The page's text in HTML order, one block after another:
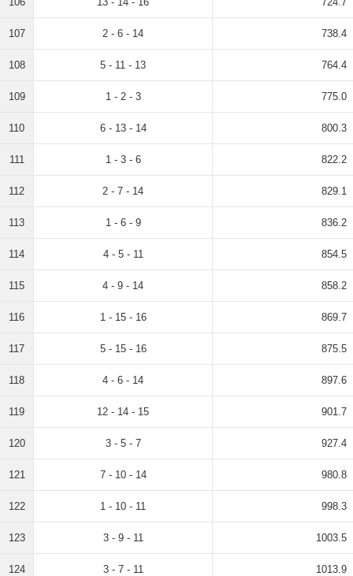
107 2 - 6 - 14 738.4
108 5 - 11 - 13 764.4
109 1 - 2 - 3 775.0
110 6 - 13 - 14 800.3
111 1 - 3 - 6 822.2
112 2 - 7 - 14 829.1
113 1 - 6 - 9 836.2
114 4 - 5 - 11 854.5
115 4 - 9 - 14 858.2
116 1 - 15 - 16 869.7
117 5 - 15 - 16 875.5
118 4 - 6 - 14 897.6
119 12 - 14 - 15 901.7
120 3 - 5 - 7 927.4
121 7 - 10 - 14 980.8
122 1 - 10 - 11 998.3
123 3 - 9 - 11 1003.5
124 3 - 7 - 11 1013.9